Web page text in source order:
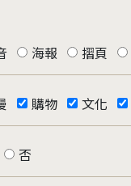
海報 摺頁
購物 文化
否